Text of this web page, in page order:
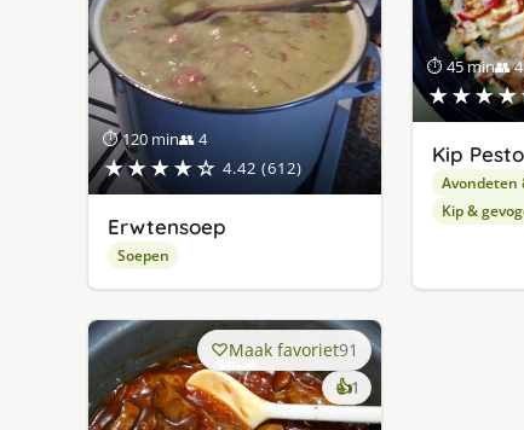
⏱ 120 min👥 4
★★★★☆ 4.42 (612)
Erwtensoep
Soepen
⏱ 45 min👥 4
Kip
Avondeten
Kip &
Maak favoriet91
👍1keer
lekker